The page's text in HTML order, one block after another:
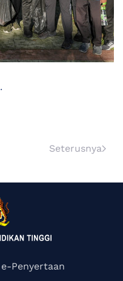
.
Seterusnya
e-Penyertaan